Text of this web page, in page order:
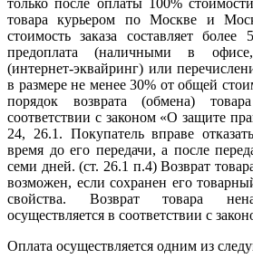
только после оплаты 100%
товара курьером по Москве и
стоимость заказа составляет более
предоплата (наличными в
(интернет-эквайринг) или
в размере не менее 30% от общей
порядок возврата (обмена)
соответствии с законом «О защите
24, 26.1. Покупатель вправе
время до его передачи, а после
семи дней. (ст. 26.1 п.4) Возврат
возможен, если сохранен его
свойства. Возврат товара
осуществляется в соответствии с
Оплата осуществляется одним из